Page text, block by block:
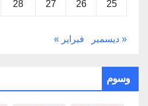
25
26
27
28
« ديسمبر فبراير »
وسوم